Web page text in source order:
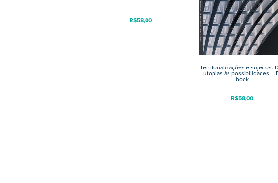
R$58,00
Territorializações e sujeitos:
utopias às possibilidades –
book
R$58,00